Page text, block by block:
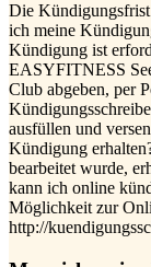
Die Kündigungsfrist
ich meine
Kündigung ist
EASYFITNESS
Club abgeben, per
ausfüllen und
Kündigung
bearbeitet wurde,
kann ich online
Möglichkeit zur
http://